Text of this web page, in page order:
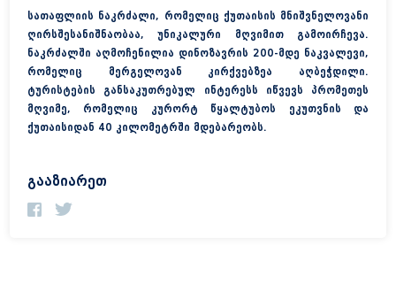
მთავარი
სათაფლიის ნაკრძალი, რომელიც ქუთაისის მნიშვნელოვანი
ღირსშესანიშნაობაა, უნიკალური მღვიმით გამოირჩევა.
ნაკრძალში აღმოჩენილია დინოზავრის 200-მდე ნაკვალევი,
რომელიც მერგელოვან კირქვებზეა აღბეჭდილი.
ტურისტების განსაკუთრებულ ინტერესს იწვევს პრომეთეს
მღვიმე, რომელიც კურორტ წყალტუბოს ეკუთვნის და
ქუთაისიდან 40 კილომეტრში მდებარეობს.
გააზიარეთ